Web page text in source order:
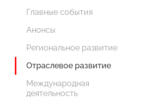
Главные события
Анонсы
Региональное развитие
Отраслевое развитие
Международная
деятельность